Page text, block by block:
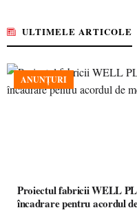
ULTIMELE ARTICOLE
ANUNȚURI
Proiectul fabricii WELL
încadrare pentru acordul